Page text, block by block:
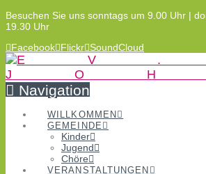
Besuchen Sie uns sonntags um 9.00 Uhr |
19.30 Uhr
Facebook Flickr SoundCloud
Navigation
WILLKOMMEN
GEMEINDE
Kinder
Jugend
Chöre
VERANSTALTUNGEN